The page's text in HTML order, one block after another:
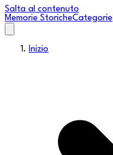
Salta al contenuto
Memorie StoricheCategorie
Inizio